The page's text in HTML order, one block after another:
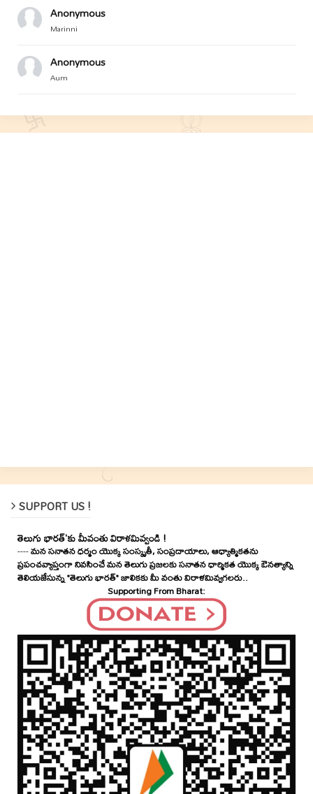
Anonymous
Marinni
Anonymous
Aum
SUPPORT US !
తెలుగు భారత్'కు మీవంతు విరాళమివ్వండి !
----మన సనాతన ధర్మం యొక్క సంస్కృతీ, సంప్రదాయాలు, ఆధ్యాత్మికతను
ప్రపంచవ్యాప్తంగా నివసించే మన తెలుగు ప్రజలకు సనాతన ధార్మికత యొక్క ఔనత్యాన్ని
తెలియజేసున్న "తెలుగు భారత్" జాలికకు మీ వంతు విరాళమివ్వగలరు..
Supporting From Bharat: